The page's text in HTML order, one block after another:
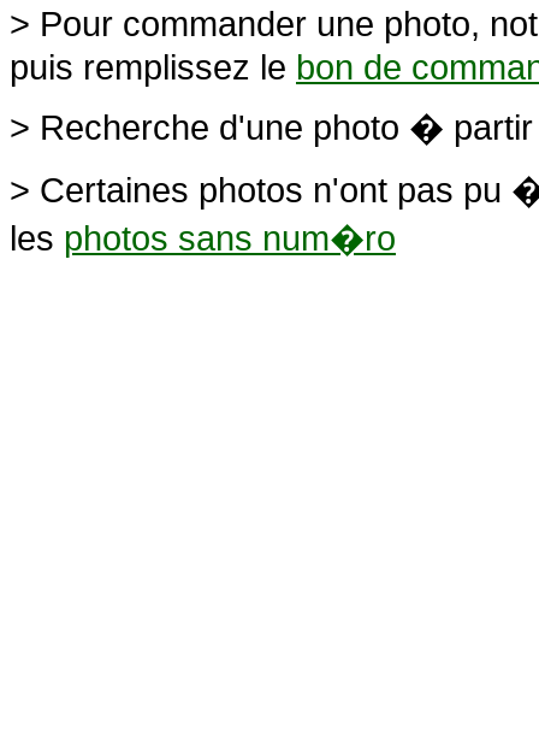
> Pour commander une photo,
puis remplissez le bon de
> Recherche d'une photo �
> Certaines photos n'ont pas
les photos sans num�ro